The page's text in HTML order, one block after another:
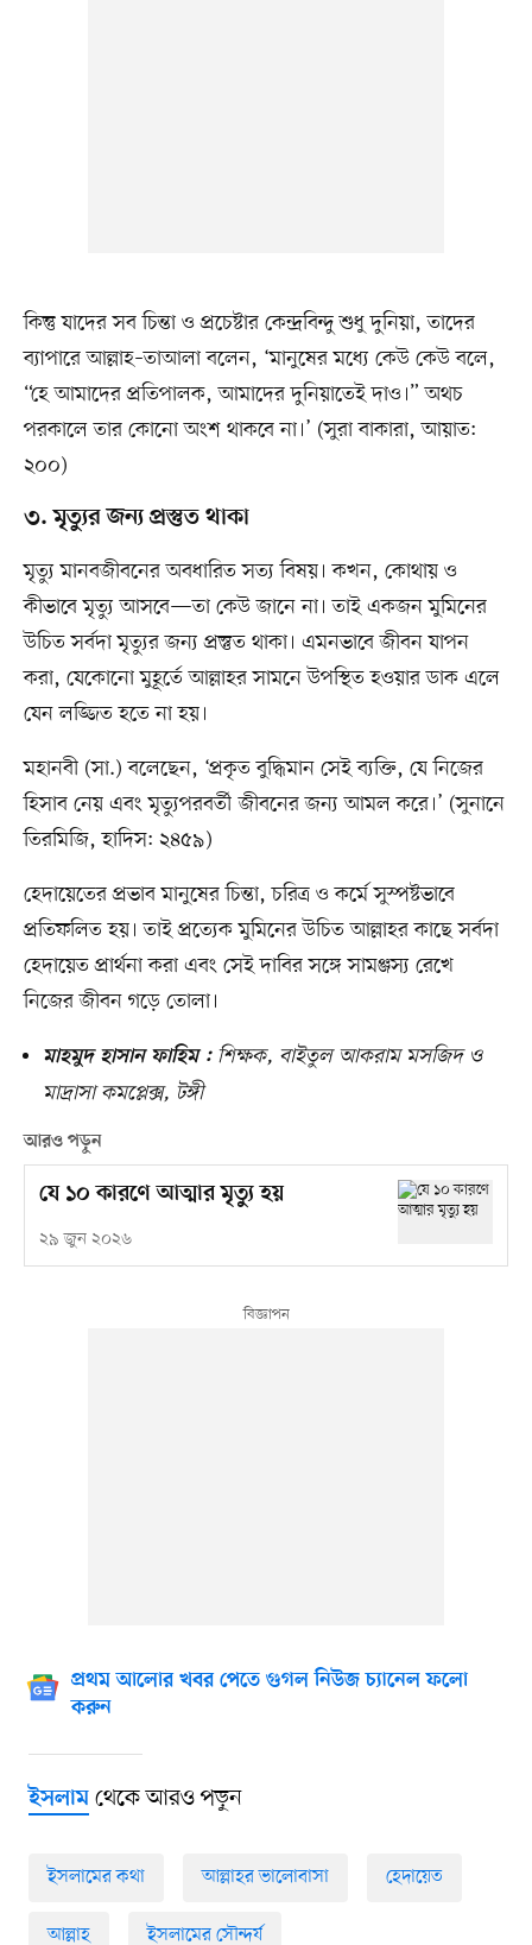
কিন্তু যাদের সব চিন্তা ও প্রচেষ্টার কেন্দ্রবিন্দু শুধু দুনিয়া, তাদের
ব্যাপারে আল্লাহ–তাআলা বলেন, ‘মানুষের মধ্যে কেউ কেউ বলে,
“হে আমাদের প্রতিপালক, আমাদের দুনিয়াতেই দাও।” অথচ
পরকালে তার কোনো অংশ থাকবে না।’ (সুরা বাকারা, আয়াত:
২০০)
৩. মৃত্যুর জন্য প্রস্তুত থাকা
মৃত্যু মানবজীবনের অবধারিত সত্য বিষয়। কখন, কোথায় ও
কীভাবে মৃত্যু আসবে—তা কেউ জানে না। তাই একজন মুমিনের
উচিত সর্বদা মৃত্যুর জন্য প্রস্তুত থাকা। এমনভাবে জীবন যাপন
করা, যেকোনো মুহূর্তে আল্লাহর সামনে উপস্থিত হওয়ার ডাক এলে
যেন লজ্জিত হতে না হয়।
মহানবী (সা.) বলেছেন, ‘প্রকৃত বুদ্ধিমান সেই ব্যক্তি, যে নিজের
হিসাব নেয় এবং মৃত্যুপরবর্তী জীবনের জন্য আমল করে।’ (সুনানে
তিরমিজি, হাদিস: ২৪৫৯)
হেদায়েতের প্রভাব মানুষের চিন্তা, চরিত্র ও কর্মে সুস্পষ্টভাবে
প্রতিফলিত হয়। তাই প্রত্যেক মুমিনের উচিত আল্লাহর কাছে সর্বদা
হেদায়েত প্রার্থনা করা এবং সেই দাবির সঙ্গে সামঞ্জস্য রেখে
নিজের জীবন গড়ে তোলা।
মাহমুদ হাসান ফাহিম :শিক্ষক, বাইতুল আকরাম মসজিদ ও
মাদ্রাসা কমপ্লেক্স, টঙ্গী
আরও পড়ুন
যে ১০ কারণে আত্মার মৃত্যু হয়
২৯ জুন ২০২৬
প্রথম আলোর খবর পেতে গুগল নিউজ চ্যানেল ফলো
করুন
ইসলামথেকে আরও পড়ুন
ইসলামের কথা আল্লাহর ভালোবাসা হেদায়েত
আল্লাহ ইসলামের সৌন্দর্য